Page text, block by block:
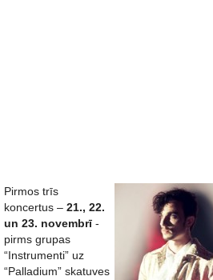
Pirmos trīs
koncertus – 21., 22.
un 23. novembrī -
pirms grupas
“Instrumenti” uz
“Palladium” skatuves